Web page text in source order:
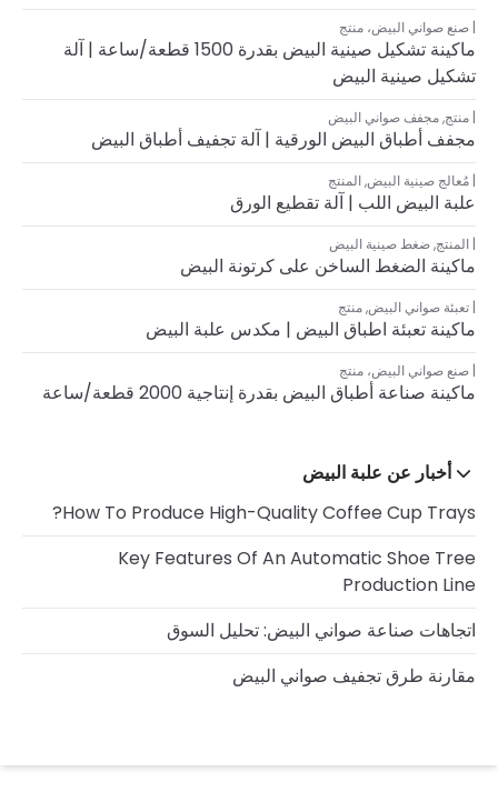
صنع صواني البيض، منتج
ماكينة تشكيل صينية البيض بقدرة 1500 قطعة/ساعة | آلة
تشكيل صينية البيض
منتج,مجفف صواني البيض
مجفف أطباق البيض الورقية | آلة تجفيف أطباق البيض
مُعالج صينية البيض,المنتج
علبة البيض اللب | آلة تقطيع الورق
المنتج,ضغط صينية البيض
ماكينة الضغط الساخن على كرتونة البيض
تعبئة صواني البيض,منتج
ماكينة تعبئة اطباق البيض | مكدس علبة البيض
صنع صواني البيض، منتج
ماكينة صناعة أطباق البيض بقدرة إنتاجية 2000 قطعة/ساعة
أخبار عن علبة البيض
How To Produce High-Quality Coffee Cup Trays?
Key Features Of An Automatic Shoe Tree
Production Line
اتجاهات صناعة صواني البيض: تحليل السوق
مقارنة طرق تجفيف صواني البيض